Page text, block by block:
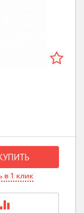
в 1 клик